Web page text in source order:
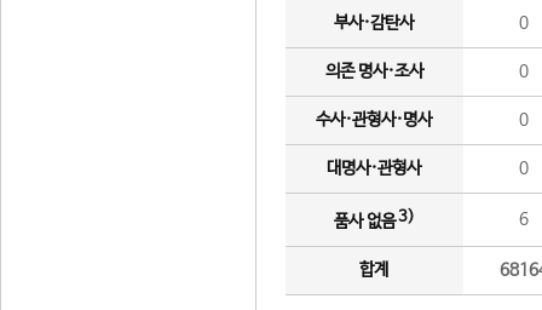
부사·감탄사 0
의존 명사·조사 0
수사·관형사·명사 0
대명사·관형사 0
품사 없음3) 6
합계